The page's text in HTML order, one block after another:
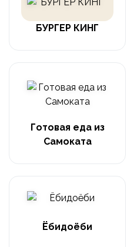
БУРГЕР КИНГ
Готовая еда из
Самоката
Ёбидоёби